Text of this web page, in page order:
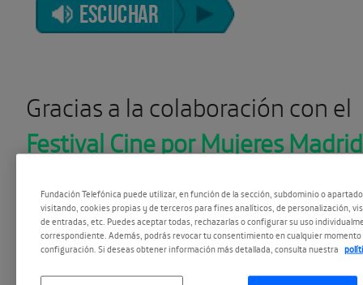
ESCUCHAR
Gracias a la colaboración con el
Festival Cine por Mujeres Madrid
profesionales de primer orden
el sector de los festivales de
Fundación Telefónica puede utilizar, en función de la sección, subdominio o
visitando, cookies propias y de terceros para fines analíticos, de personalización,
de entradas, etc. Puedes aceptar todas, rechazarlas o configurar su uso
correspondiente. Además, podrás revocar tu consentimiento en cualquier momento
configuración. Si deseas obtener información más detallada, consulta nuestra